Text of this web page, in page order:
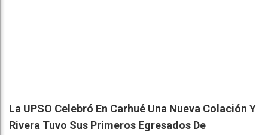
La UPSO Celebró En Carhué Una Nueva Colación Y
Rivera Tuvo Sus Primeros Egresados De